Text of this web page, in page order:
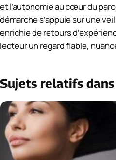
et l’autonomie au cœur du
démarche s’appuie sur une
enrichie de retours
lecteur un regard fiable,
Sujets relatifs